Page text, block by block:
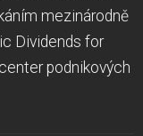
mezinárodně
Dividends for
podnikových